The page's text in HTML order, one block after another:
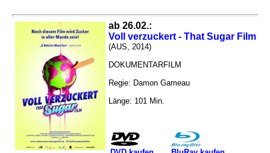
ab 26.02.:
Voll verzuckert - That Sugar Film
(AUS, 2014)
DOKUMENTARFILM
Regie: Damon Gameau
Länge: 101 Min.